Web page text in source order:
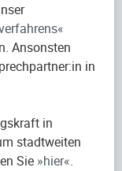
Ansonsten
in
in
stadtweiten
Sie hier .